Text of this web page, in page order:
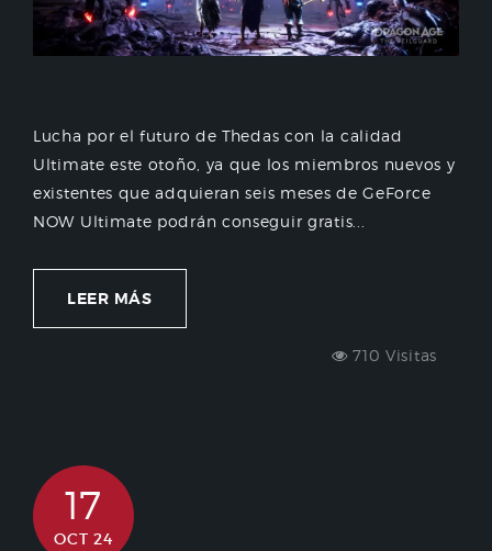
Lucha por el futuro de Thedas con la calidad
Ultimate este otoño, ya que los miembros nuevos y
existentes que adquieran seis meses de GeForce
NOW Ultimate podrán conseguir gratis...
LEER MÁS
710 Visitas
17
OCT 24